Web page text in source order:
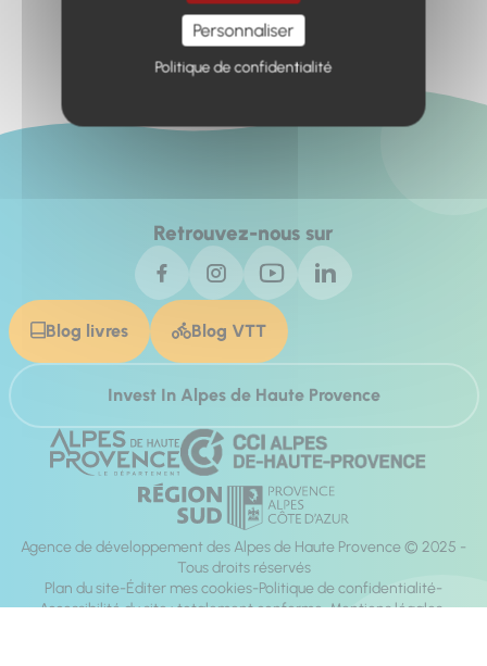
Retrouvez-nous sur
Blog livres Blog VTT
Invest In Alpes de Haute Provence
Agence de développement des Alpes de Haute Provence © 2025 -
Tous droits réservés
Plan du site Éditer mes cookies Politique de confidentialité
Accessibilité du site : totalement conforme Mentions légales
Personnaliser
Politique de confidentialité